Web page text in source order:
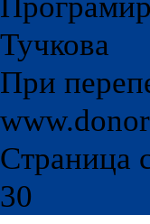
Тучкова
При
Страница
30